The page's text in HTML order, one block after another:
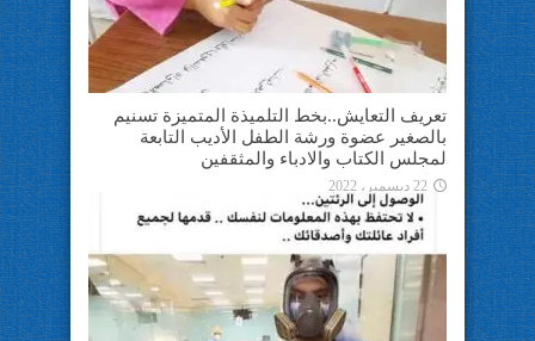
تعريف التعايش..بخط التلميذة المتميزة تسنيم
بالصغير عضوة ورشة الطفل الأديب التابعة
لمجلس الكتاب والادباء والمثقفين
22 ديسمبر، 2022